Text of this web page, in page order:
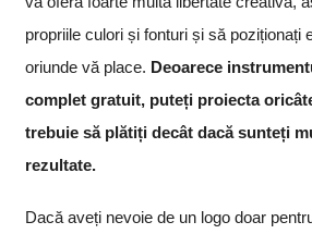
propriile culori și fonturi și să poziționați
oriunde vă place. Deoarece
complet gratuit, puteți proiecta
trebuie să plătiți decât dacă sunteți
rezultate.
Dacă aveți nevoie de un logo doar